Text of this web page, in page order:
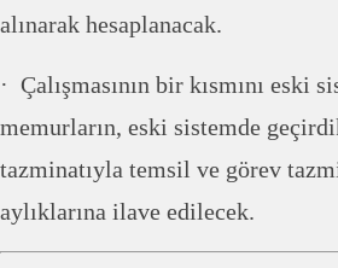
alınarak hesaplanacak.
· Çalışmasının bir kısmını eski
memurların, eski sistemde
tazminatıyla temsil ve görev
aylıklarına ilave edilecek.